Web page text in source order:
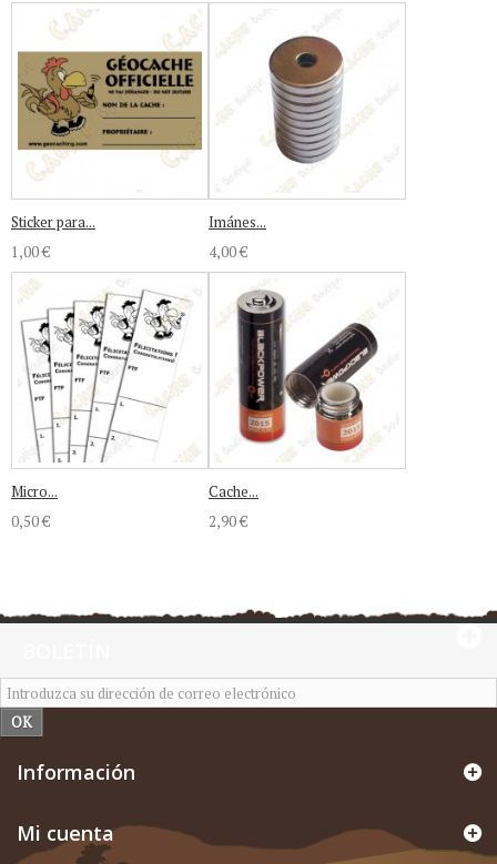
Sticker para...
1,00 €
Imánes...
4,00 €
Micro...
0,50 €
Cache...
2,90 €
OK
Información
Mi cuenta